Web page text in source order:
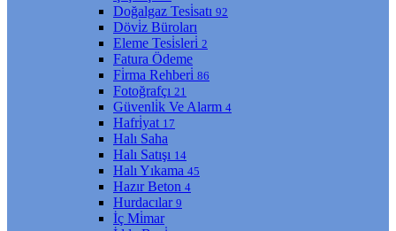
Doğalgaz Tesi̇satı 92
Dövi̇z Büroları
Eleme Tesi̇sleri̇ 2
Fatura Ödeme
Fi̇rma Rehberi̇ 86
Fotoğrafçı 21
Güvenli̇k Ve Alarm 4
Hafri̇yat 17
Halı Saha
Halı Satışı 14
Halı Yıkama 45
Hazır Beton 4
Hurdacılar 9
İç Mi̇mar